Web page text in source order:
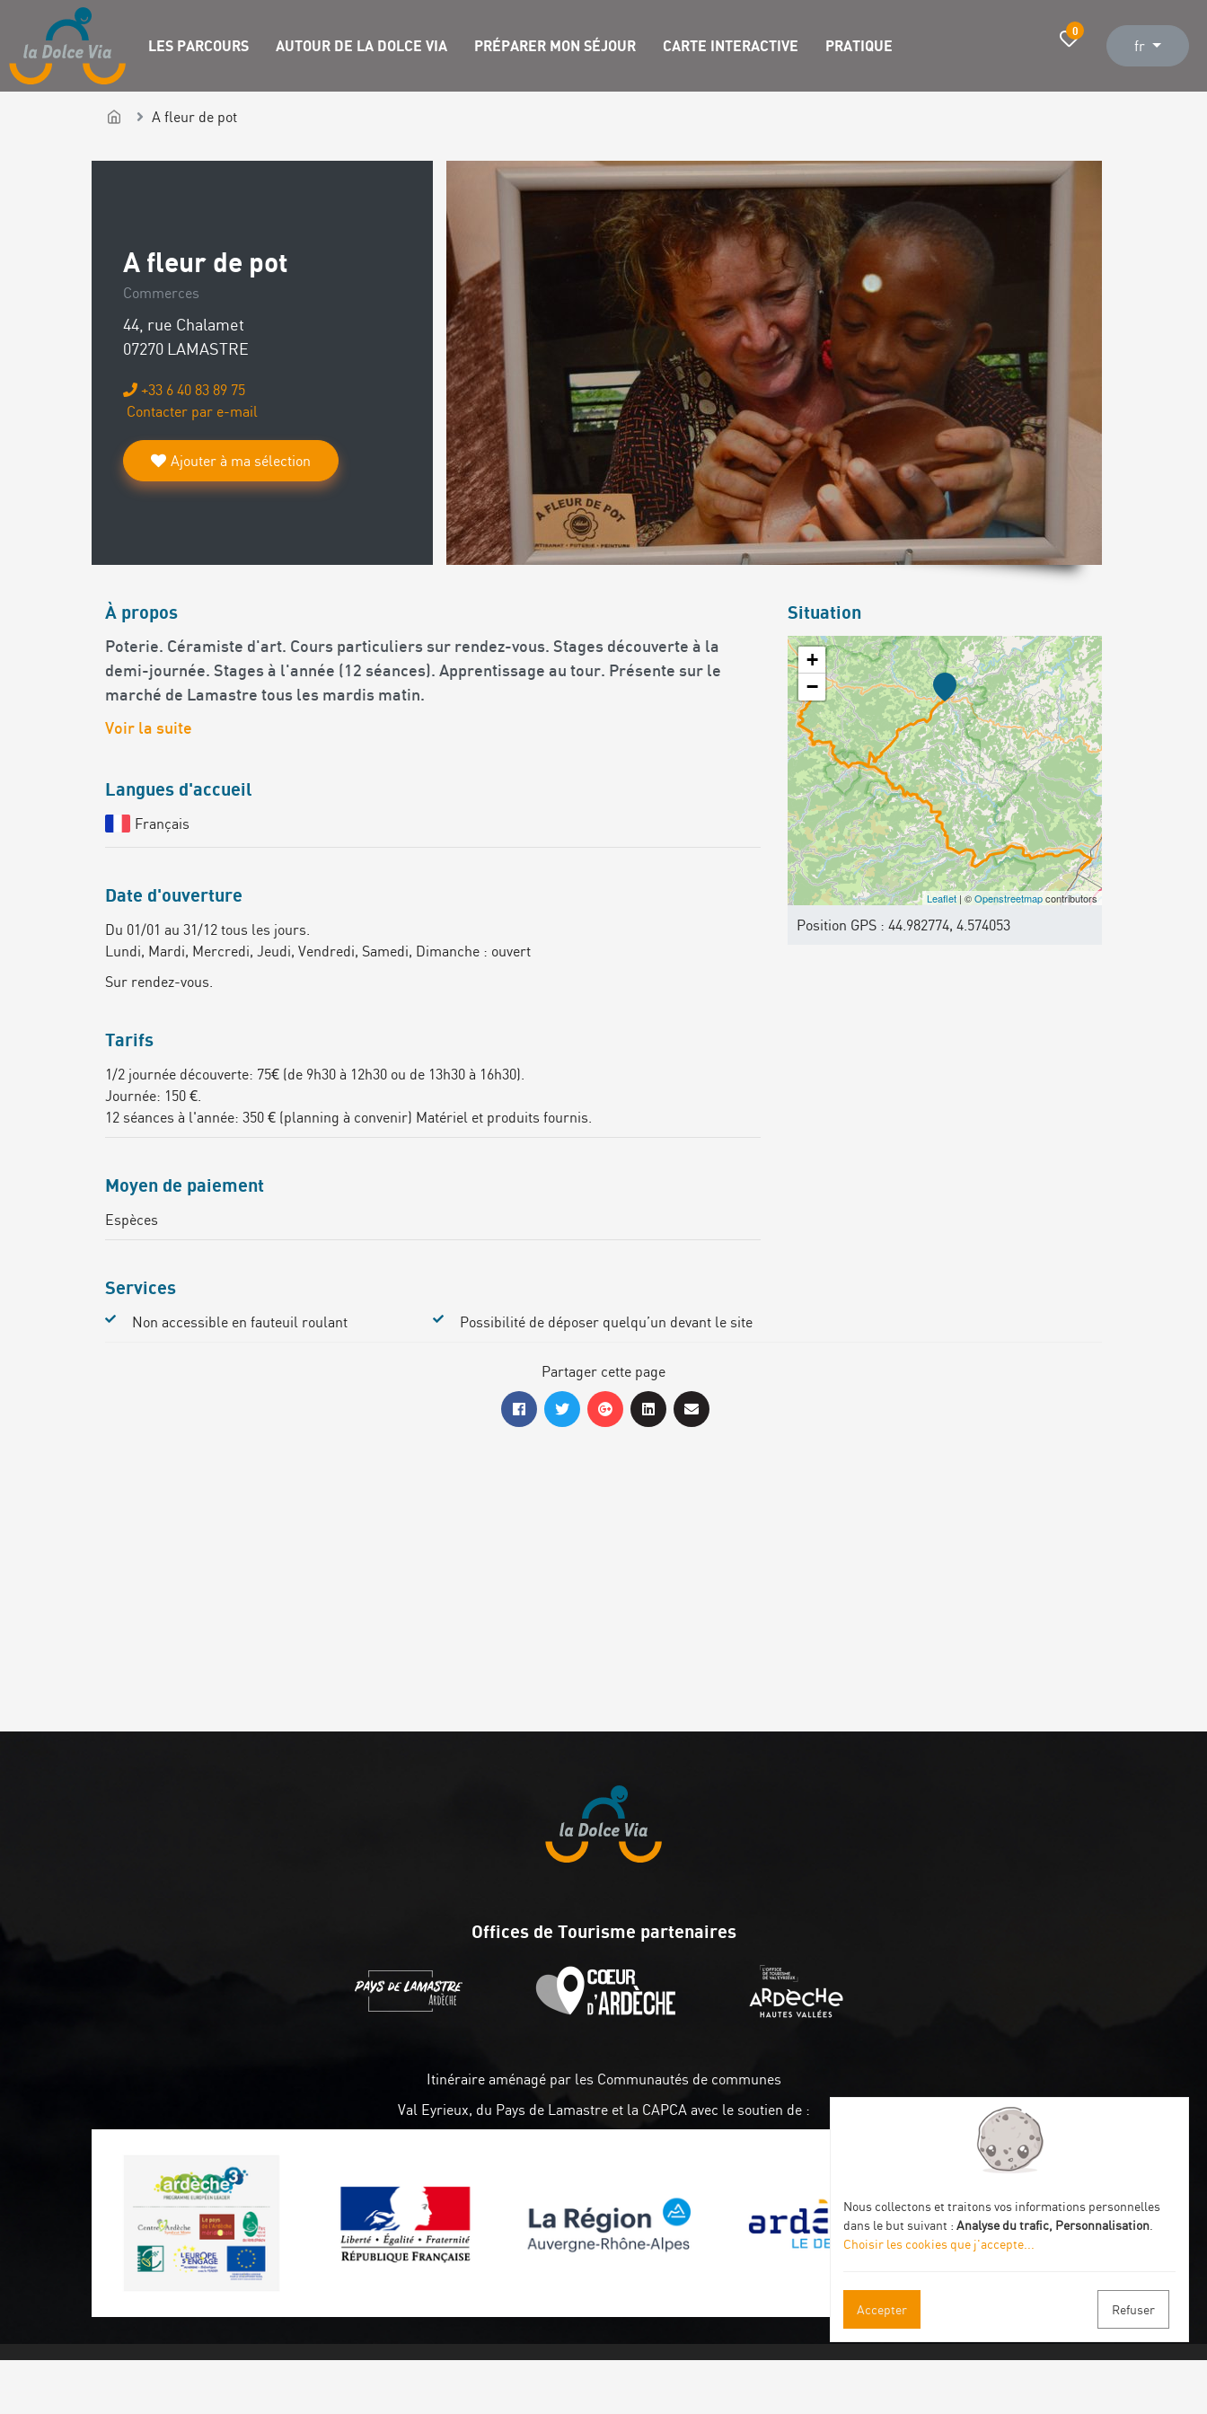
LES PARCOURS AUTOUR DE LA DOLCE VIA PRÉPARER MON SÉJOUR CARTE INTERACTIVE PRATIQUE
0
fr
A fleur de pot
A fleur de pot
Commerces
44, rue Chalamet
07270 LAMASTRE
+33 6 40 83 89 75
Contacter par e-mail
Ajouter à ma sélection
À propos
Poterie. Céramiste d'art. Cours particuliers sur rendez-vous. Stages découverte à la
demi-journée. Stages à l'année (12 séances). Apprentissage au tour. Présente sur le
marché de Lamastre tous les mardis matin.
Voir la suite
Langues d'accueil
Français
Date d'ouverture
Du 01/01 au 31/12 tous les jours.
Lundi, Mardi, Mercredi, Jeudi, Vendredi, Samedi, Dimanche : ouvert
Sur rendez-vous.
Tarifs
1/2 journée découverte: 75€ (de 9h30 à 12h30 ou de 13h30 à 16h30).
Journée: 150 €.
12 séances à l'année: 350 € (planning à convenir) Matériel et produits fournis.
Moyen de paiement
Espèces
Services
Non accessible en fauteuil roulant Possibilité de déposer quelqu’un devant le site
Situation
+
−
Leaflet| ©Openstreetmapcontributors
Position GPS : 44.982774, 4.574053
Partager cette page
Offices de Tourisme partenaires
Itinéraire aménagé par les Communautés de communes
Val Eyrieux, du Pays de Lamastre et la CAPCA avec le soutien de :
Nous collectons et traitons vos informations personnelles
dans le but suivant : Analyse du trafic, Personnalisation
Choisir les cookies que j'accepte
Accepter Refuser